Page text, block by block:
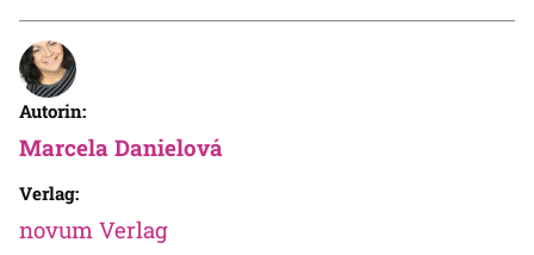
Autorin:
Marcela Danielová
Verlag:
novum Verlag